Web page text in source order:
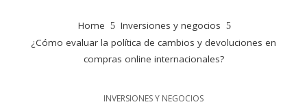
Home
Inversiones y negocios
¿Cómo evaluar la política de cambios y devoluciones en
compras online internacionales?
INVERSIONES Y NEGOCIOS